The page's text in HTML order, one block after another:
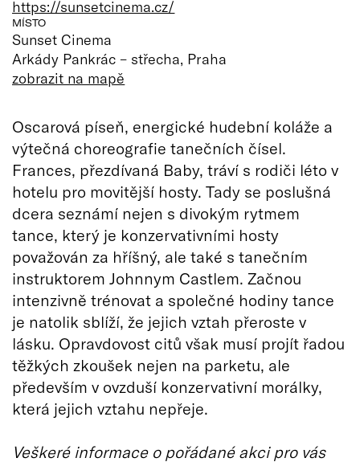
https://sunsetcinema.cz/
MÍSTO
Sunset Cinema
Arkády Pankrác – střecha, Praha
zobrazit na mapě
Oscarová píseň, energické hudební koláže a
výtečná choreografie tanečních čísel.
Frances, přezdívaná Baby, tráví s rodiči léto v
hotelu pro movitější hosty. Tady se poslušná
dcera seznámí nejen s divokým rytmem
tance, který je konzervativními hosty
považován za hříšný, ale také s tanečním
instruktorem Johnnym Castlem. Začnou
intenzivně trénovat a společné hodiny tance
je natolik sblíží, že jejich vztah přeroste v
lásku. Opravdovost citů však musí projít řadou
těžkých zkoušek nejen na parketu, ale
především v ovzduší konzervativní morálky,
která jejich vztahu nepřeje.
Veškeré informace o pořádané akci pro vás